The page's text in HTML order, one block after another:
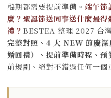
檔期都需要提前準備。 端午節
麼？聖誕節送同事送什麼最
禮？ BESTEA 整理 2027 台
完整對照、4 大 NEW 節慶
婚回禮）、提前準備時程、預
前規劃、絕對不錯過任何一個